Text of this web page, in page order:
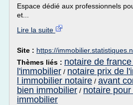
Espace dédié aux professionnels
et...
Lire la suite
Site : https://
Thèmes liés : notaire de
l'immobilier / notaire prix de
l immobilier notaire / avant
bien immobilier / notaire
immobilier